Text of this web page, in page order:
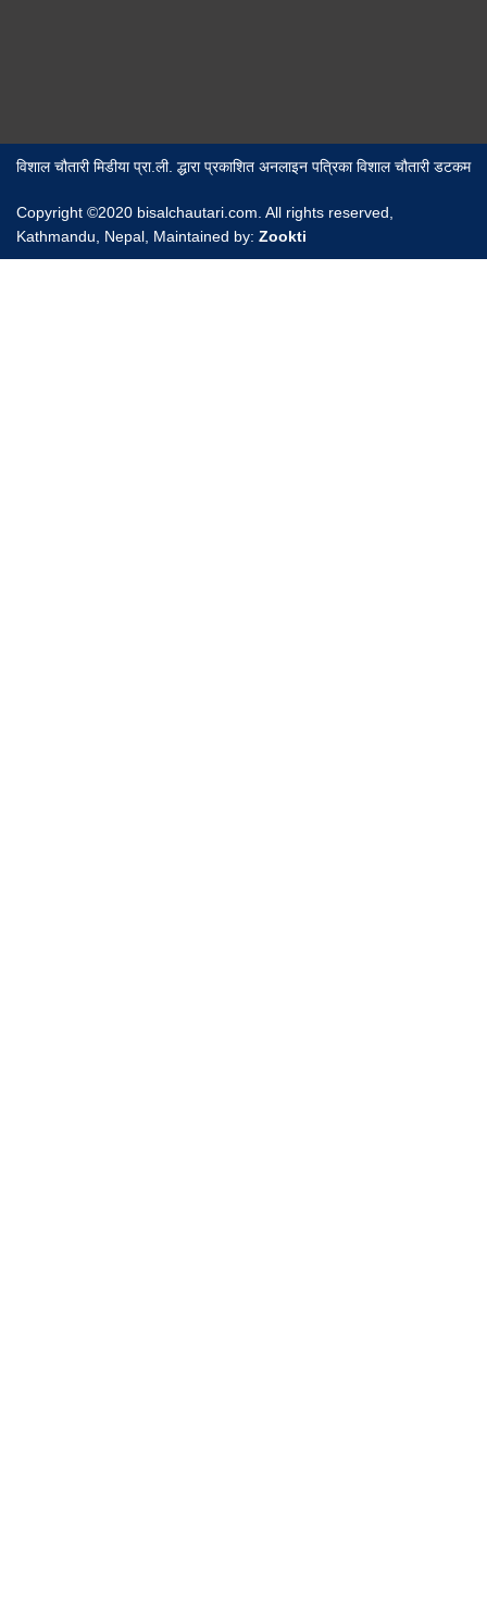
विशाल चौतारी मिडीया प्रा.ली. द्धारा प्रकाशित अनलाइन पत्रिका विशाल चौतारी डटकम
Copyright ©2020 bisalchautari.com. All rights reserved,
Kathmandu, Nepal, Maintained by: Zookti